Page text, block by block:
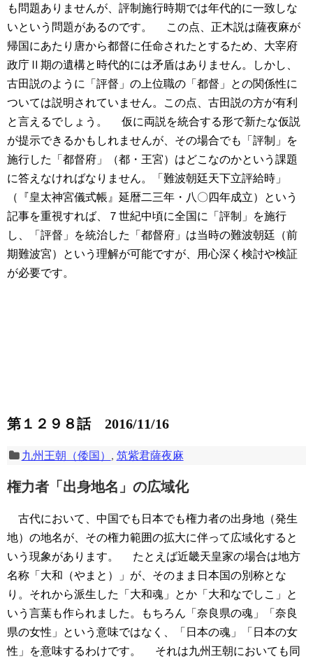
も問題ありませんが、評制施行時期では年代的に一致しな
いという問題があるのです。
この点、正木説は薩夜麻が
帰国にあたり唐から都督に任命されたとするため、大宰府
政庁Ⅱ期の遺構と時代的には矛盾はありません。しかし、
古田説のように「評督」の上位職の「都督」との関係性に
ついては説明されていません。この点、古田説の方が有利
と言えるでしょう。
仮に両説を統合する形で新たな仮説
が提示できるかもしれませんが、その場合でも「評制」を
施行した「都督府」（都・王宮）はどこなのかという課題
に答えなければなりません。「難波朝廷天下立評給時」
（『皇太神宮儀式帳』延暦二三年・八〇四年成立）という
記事を重視すれば、７世紀中頃に全国に「評制」を施行
し、「評督」を統治した「都督府」は当時の難波朝廷（前
期難波宮）という理解が可能ですが、用心深く検討や検証
が必要です。
第１２９８話 2016/11/16
九州王朝（倭国） , 筑紫君薩夜麻
権力者「出身地名」の広域化
古代において、中国でも日本でも権力者の出身地（発生
地）の地名が、その権力範囲の拡大に伴って広域化すると
いう現象があります。
たとえば近畿天皇家の場合は地方
名称「大和（やまと）」が、そのまま日本国の別称とな
り。それから派生した「大和魂」とか「大和なでしこ」と
いう言葉も作られました。もちろん「奈良県の魂」「奈良
県の女性」という意味ではなく、「日本の魂」「日本の女
性」を意味するわけです。
それは九州王朝においても同